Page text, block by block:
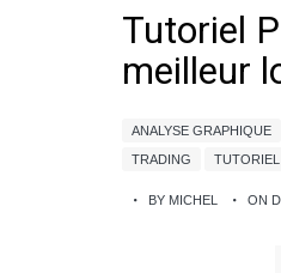
Tutoriel
meilleur
ANALYSE GRAPHIQUE
TRADING
TUTORIEL
BY MICHEL ON